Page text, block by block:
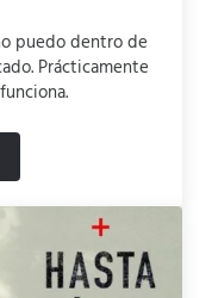
puedo dentro de
Prácticamente
del lobo (2019) |